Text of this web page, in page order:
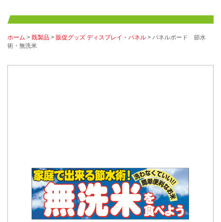
ホーム > 既製品 > 販促グッズ ディスプレイ・パネル > パネルボード 節水
術・無洗米